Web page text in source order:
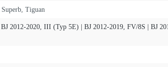
, Tiguan
2012-2020, III (Typ 5E) | BJ 2012-2019, FV/8S | BJ